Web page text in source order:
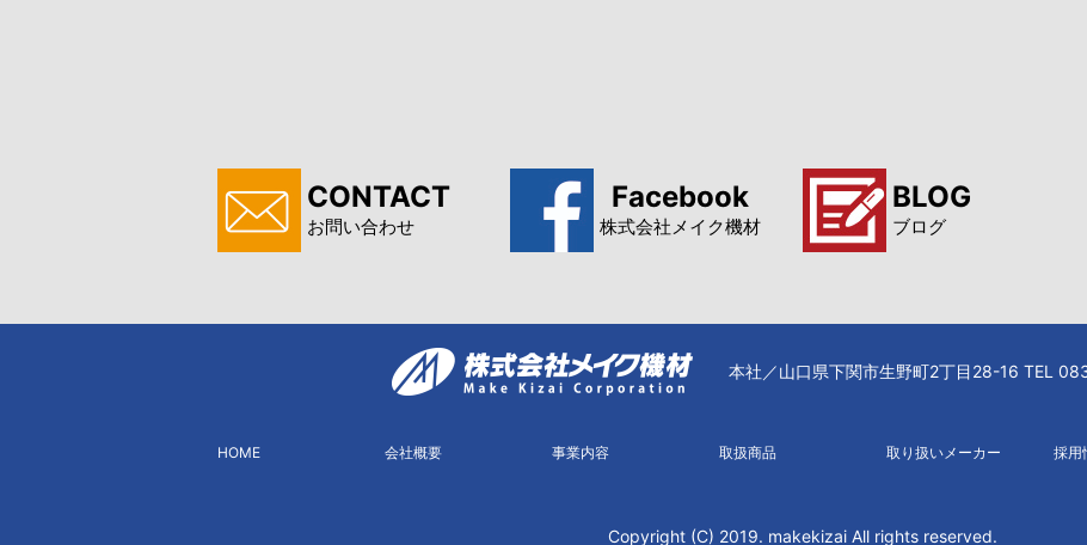
CONTACT
お問い合わせ
Facebook
株式会社メイク機材
BLOG
ブログ
本社／山口県下関市生野町2丁目28-16 TEL
HOME 会社概要 事業内容 取扱商品 取り扱いメーカー 採用
Copyright (C) 2019. makekizai All rights reserved.